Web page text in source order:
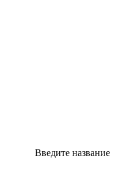
Введите название